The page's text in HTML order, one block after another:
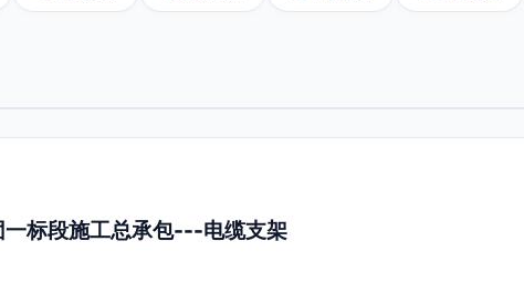
标段施工总承包---电缆支架